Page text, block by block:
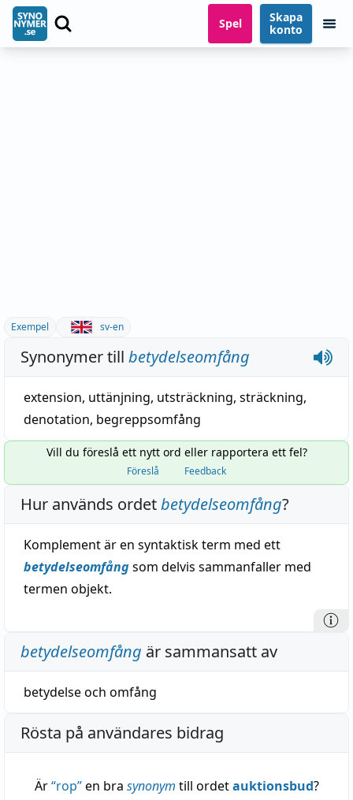
Spel
Skapa
konto
Exempel sv-en
Synonymer till betydelseomfång
extension, uttänjning, utsträckning, sträckning,
denotation, begreppsomfång
Vill du föreslå ett nytt ord eller rapportera ett fel?
Föreslå Feedback
Hur används ordetbetydelseomfång?
Komplement är en syntaktisk term med ett
betydelseomfångsom delvis sammanfaller med
termen objekt.
betydelseomfång är sammansatt av
betydelseoch omfång
Rösta på användares bidrag
Är“rop”en bra synonym till ordetauktionsbud?